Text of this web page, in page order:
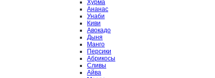
Хурма
Ананас
Унаби
Киви
Авокадо
Дыня
Манго
Персики
Абрикосы
Сливы
Айва